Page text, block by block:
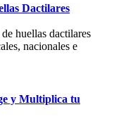
Dactilares
huellas dactilares
nacionales e
y Multiplica tu